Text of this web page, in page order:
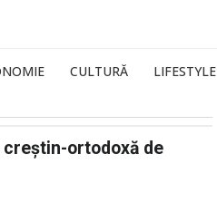
CULTURĂ LIFESTYLE
ortodoxă de